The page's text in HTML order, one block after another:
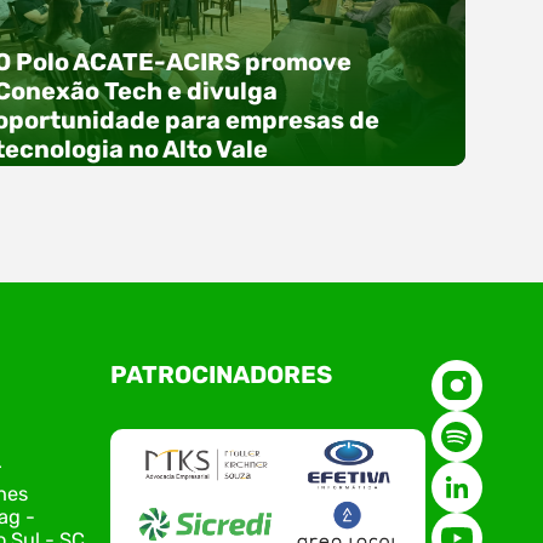
Polo ACATE-ACIRS promove
Tech e divulga
para empresas de
no Alto Vale
O Polo ACATE-ACIRS, por meio do NIAVI – Núcleo
de Tecnologia da Informação do Alto Vale do
Conexão Tech NIAVI, reunindo empresas de
tecnologia da região para uma noite de
conteúdo estratégico e
de novas iniciativas para o setor.
encontro aconteceu em Rio…
-
PATROCINADORES